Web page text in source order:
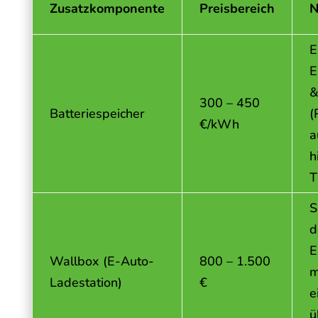
Zusatzkomponente Preisbereich
Batteriespeicher
300 – 450
€/kWh
Wallbox (E-Auto-
Ladestation)
800 – 1.500
€